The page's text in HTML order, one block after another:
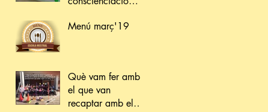
Menú març'19
Què vam fer amb
el que van
recaptar amb el